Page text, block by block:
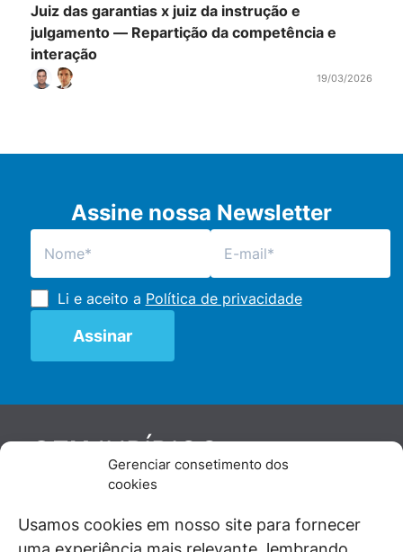
Gerenciar consetimento dos
cookies
Usamos cookies em nosso site para fornecer
Juiz das garantias x juiz da instrução e
julgamento — Repartição da competência e
interação
19/03/2026
Assine nossa Newsletter
Li e aceito a Política de privacidade
GENJURÍDICO
De maneira independente, os autores e
juristas e doutrinadores nacionais, se posicionam
diante de questões relevantes do cotidiano e